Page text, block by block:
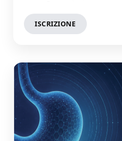
ISCRIZIONE